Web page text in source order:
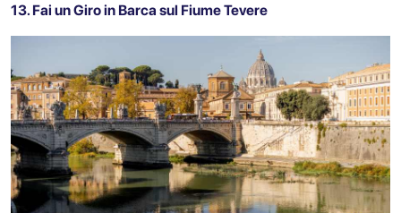
13. Fai un Giro in Barca sul Fiume Tevere